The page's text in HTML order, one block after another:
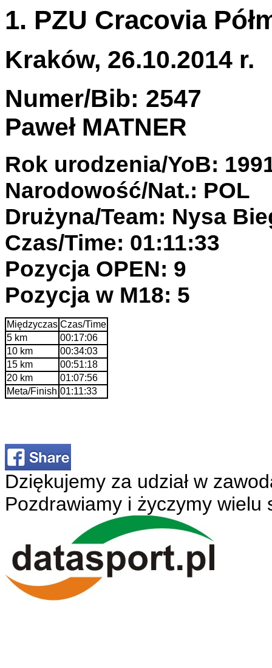
1. PZU Cracovia
Kraków, 26.10.2014 r.
Numer/Bib: 2547
Paweł MATNER
Rok urodzenia/YoB:
Narodowość/Nat.: POL
Drużyna/Team: Nysa
Czas/Time: 01:11:33
Pozycja OPEN: 9
Pozycja w M18: 5
Międzyczas Czas/Time
5 km
00:17:06
10 km
00:34:03
15 km
00:51:18
20 km
01:07:56
Meta/Finish 01:11:33
Dziękujemy za udział w
Pozdrawiamy i życzymy wielu